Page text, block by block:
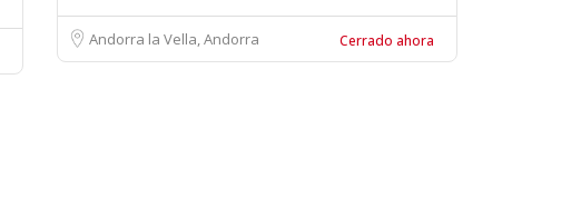
Andorra la Vella, Andorra Cerrado ahora